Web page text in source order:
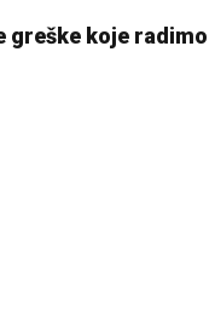
greške koje radimo